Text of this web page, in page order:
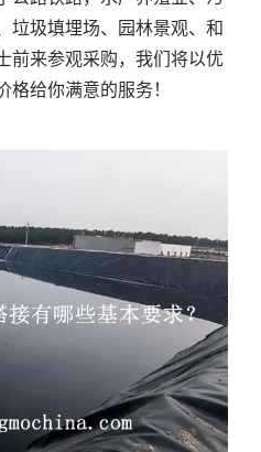
垃圾填埋场、园林景观、和
前来参观采购，我们将以优
格给你满意的服务！